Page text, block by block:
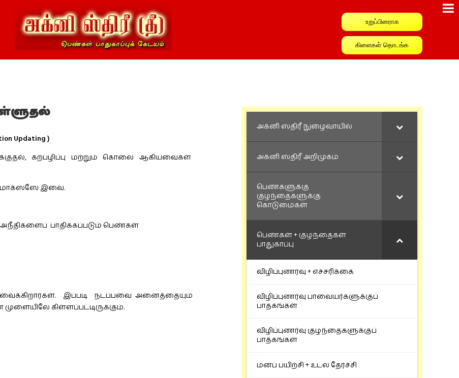
உறுப்பினராக
கிளைகள் தொடங்க
Updating )
கற்பழிப்பு மற்றும் கொலை ஆகியவைகள்
இவை.
பாதிக்கப்படும் பெண்கள்
வைக்கிறார்கள். இப்படி நடப்பவை அனைத்தையும்
கிள்ளப்பட்டிருக்கும்.
அக்னி ஸ்திரீ நுழைவாயில்
அக்னி ஸ்திரீ அறிமுகம்
பெண்களுக்கு
குழந்தைகளுக்கு
கொடுமைகள்
பெண்கள் + குழந்தைகள்
பாதுகாப்பு
விழிப்புணர்வு + எச்சரிக்கை
விழிப்புணர்வு பாவையர்களுக்குப்
பாதகங்கள்
விழிப்புணர்வு குழந்தைகளுக்குப்
பாதகங்கள்
மனப் பயிற்சி + உடல் தேர்ச்சி